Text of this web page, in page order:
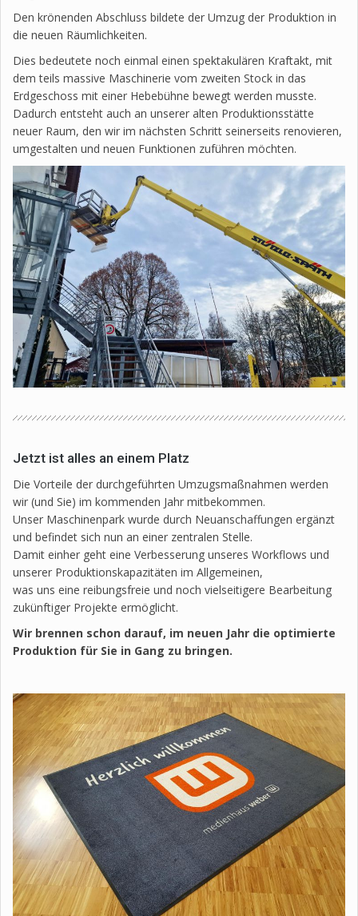
Den krönenden Abschluss bildete der Umzug der Produktion in
die neuen Räumlichkeiten.
Dies bedeutete noch einmal einen spektakulären Kraftakt, mit
dem teils massive Maschinerie vom zweiten Stock in das
Erdgeschoss mit einer Hebebühne bewegt werden musste.
Dadurch entsteht auch an unserer alten Produktionsstätte
neuer Raum, den wir im nächsten Schritt seinerseits renovieren,
umgestalten und neuen Funktionen zuführen möchten.
Jetzt ist alles an einem Platz
Die Vorteile der durchgeführten Umzugsmaßnahmen werden
wir (und Sie) im kommenden Jahr mitbekommen.
Unser Maschinenpark wurde durch Neuanschaffungen ergänzt
und befindet sich nun an einer zentralen Stelle.
Damit einher geht eine Verbesserung unseres Workflows und
unserer Produktionskapazitäten im Allgemeinen,
was uns eine reibungsfreie und noch vielseitigere Bearbeitung
zukünftiger Projekte ermöglicht.
Wir brennen schon darauf, im neuen Jahr die optimierte
Produktion für Sie in Gang zu bringen.